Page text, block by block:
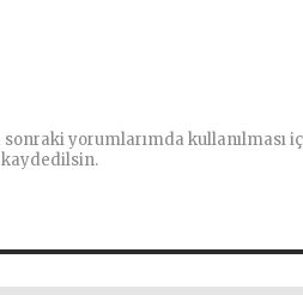
sonraki yorumlarımda kullanılması
kaydedilsin.